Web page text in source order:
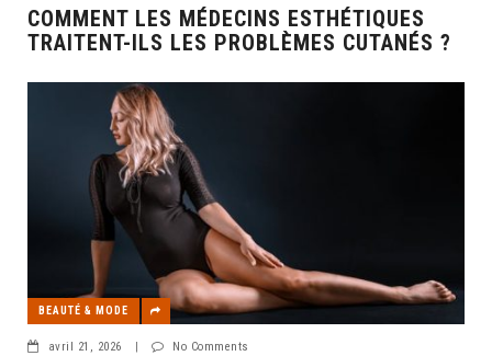
COMMENT LES MÉDECINS ESTHÉTIQUES
TRAITENT-ILS LES PROBLÈMES CUTANÉS ?
BEAUTÉ & MODE
avril 21, 2026 No Comments